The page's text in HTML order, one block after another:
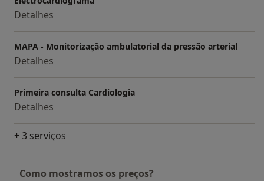
Detalhes
MAPA - Monitorização ambulatorial da pressão arterial
Detalhes
Primeira consulta Cardiologia
Detalhes
+ 3 serviços
Como mostramos os preços?